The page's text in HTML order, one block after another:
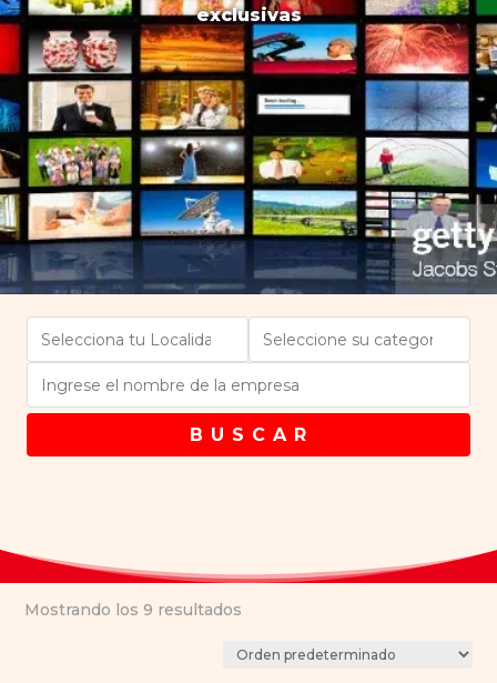
exclusivas
B U S C A R
Mostrando los 9 resultados